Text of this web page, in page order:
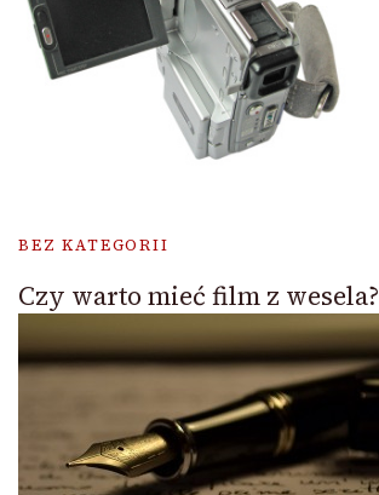
BEZ KATEGORII
Czy warto mieć film z wesela?